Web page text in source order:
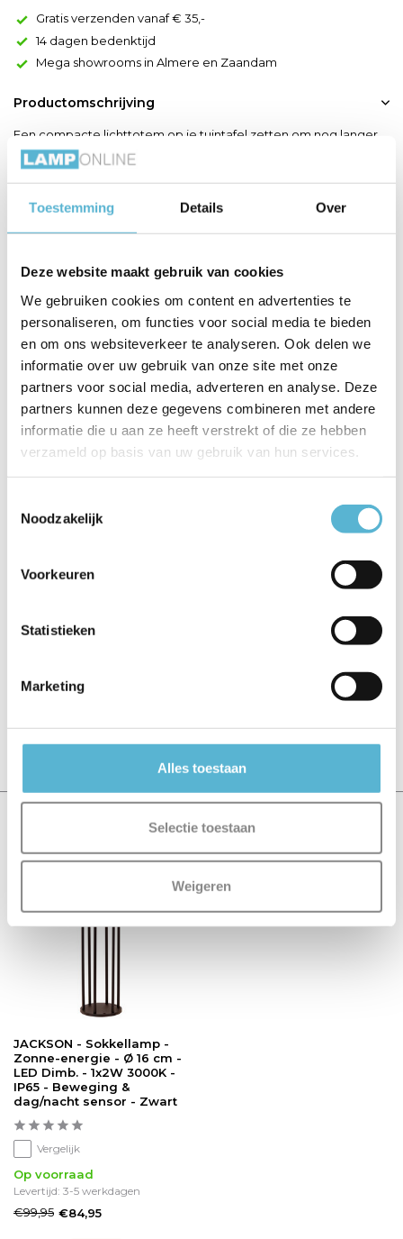
Toestemming Details Over
Deze website maakt gebruik van cookies
We gebruiken cookies om content en advertenties te
personaliseren, om functies voor social media te bieden
en om ons websiteverkeer te analyseren. Ook delen we
informatie over uw gebruik van onze site met onze
partners voor social media, adverteren en analyse. Deze
partners kunnen deze gegevens combineren met andere
informatie die u aan ze heeft verstrekt of die ze hebben
verzameld op basis van uw gebruik van hun services.
Noodzakelijk
Voorkeuren
Statistieken
Marketing
Alles toestaan
Selectie toestaan
Weigeren
Gratis verzenden vanaf € 35,-
14 dagen bedenktijd
Mega showrooms in Almere en Zaandam
Productomschrijving
Een compacte lichttotem op je tuintafel zetten om nog langer
van je avond te genieten? Maak kennis met Jackson. Deze
zijn geïntegreerde ledlamp warm wit licht in je tuin. Via de
Toon meer
Productspecificaties
Artikelnummer 15812/02/30
EAN 5411212152077
Leverancier Lucide
Breedte 16
Toon meer
Reviews
Schrijf je eigen review
JACKSON - Sokkellamp -
Zonne-energie - Ø 16 cm -
LED Dimb. - 1x2W 3000K -
IP65 - Beweging &
dag/nacht sensor - Zwart
Vergelijk
Op voorraad
Levertijd: 3-5 werkdagen
€99,95 €84,95